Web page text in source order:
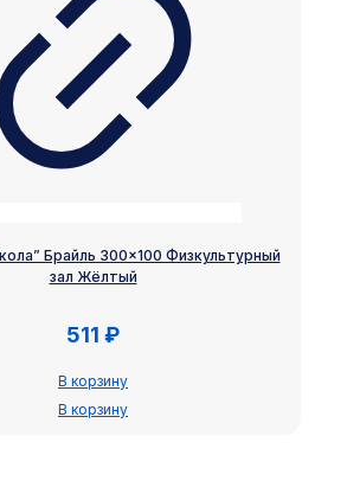
Брайль 300×100 Физкультурный
зал Жёлтый
511 ₽
В корзину
В корзину